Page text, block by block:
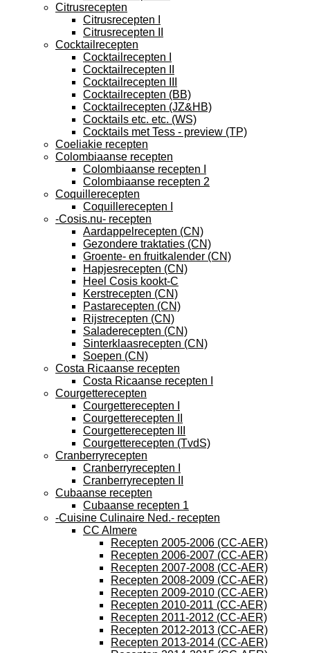
Citrusrecepten
Citrusrecepten I
Citrusrecepten II
Cocktailrecepten
Cocktailrecepten I
Cocktailrecepten II
Cocktailrecepten III
Cocktailrecepten (BB)
Cocktailrecepten (JZ&HB)
Cocktails etc. etc. (WS)
Cocktails met Tess - preview (TP)
Coeliakie recepten
Colombiaanse recepten
Colombiaanse recepten I
Colombiaanse recepten 2
Coquillerecepten
Coquillerecepten I
-Cosis.nu- recepten
Aardappelrecepten (CN)
Gezondere traktaties (CN)
Groente- en fruitkalender (CN)
Hapjesrecepten (CN)
Heel Cosis kookt-C
Kerstrecepten (CN)
Pastarecepten (CN)
Rijstrecepten (CN)
Saladerecepten (CN)
Sinterklaasrecepten (CN)
Soepen (CN)
Costa Ricaanse recepten
Costa Ricaanse recepten I
Courgetterecepten
Courgetterecepten I
Courgetterecepten II
Courgetterecepten III
Courgetterecepten (TvdS)
Cranberryrecepten
Cranberryrecepten I
Cranberryrecepten II
Cubaanse recepten
Cubaanse recepten 1
-Cuisine Culinaire Ned.- recepten
CC Almere
Recepten 2005-2006 (CC-AER)
Recepten 2006-2007 (CC-AER)
Recepten 2007-2008 (CC-AER)
Recepten 2008-2009 (CC-AER)
Recepten 2009-2010 (CC-AER)
Recepten 2010-2011 (CC-AER)
Recepten 2011-2012 (CC-AER)
Recepten 2012-2013 (CC-AER)
Recepten 2013-2014 (CC-AER)